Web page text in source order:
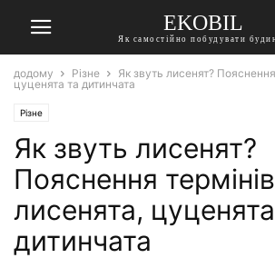
EKOBIL
Як самостійно побудувати
додому Різне
Як звуть лисенят?
цуценята та дитинчата
Різне
Як звуть лисенят?
Пояснення
лисенята,
дитинчата